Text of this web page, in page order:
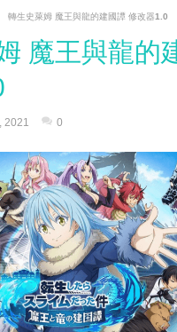
轉生史萊姆 魔王與龍的建國譚 修改器1.0
魔王與龍的
2021 0